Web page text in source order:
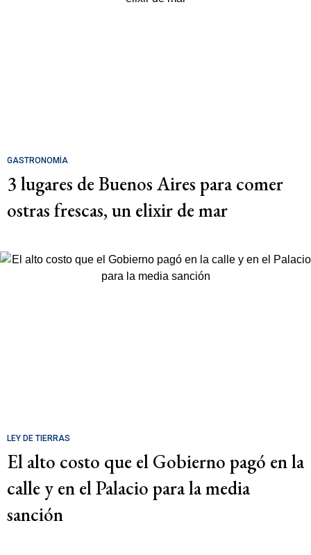
GASTRONOMÍA
3 lugares de Buenos Aires para comer
ostras frescas, un elixir de mar
LEY DE TIERRAS
El alto costo que el Gobierno pagó en la
calle y en el Palacio para la media
sanción